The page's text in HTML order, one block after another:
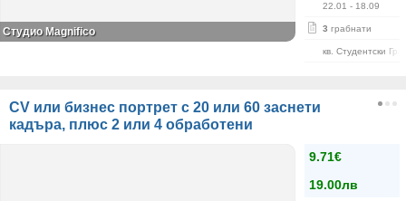
22.01 - 18.09
3 грабнати
кв. Студентски
Студио Magnifico
CV или бизнес портрет с 20 или 60 заснети
кадъра, плюс 2 или 4 обработени
9.71€
19.00лв